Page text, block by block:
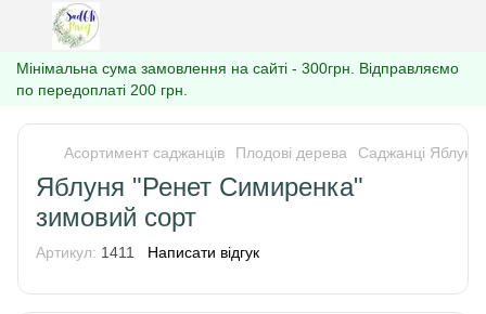
Мінімальна сума замовлення на сайті - 300грн. Відправляємо
по передоплаті 200 грн.
Асортимент саджанців Плодові дерева Саджанці Яблуні
Яблуня "Ренет Симиренка"
зимовий сорт
Артикул: 1411 Написати відгук